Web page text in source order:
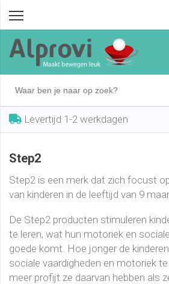
Levertijd 1-2 werkdagen
Step2
Step2 is een merk dat zich focust
van kinderen in de leeftijd van 9
De Step2 producten stimuleren
te leren, wat hun motoriek en
goede komt. Hoe jonger de
sociale vaardigheden en motoriek
meer profijt ze daarvan hebben als